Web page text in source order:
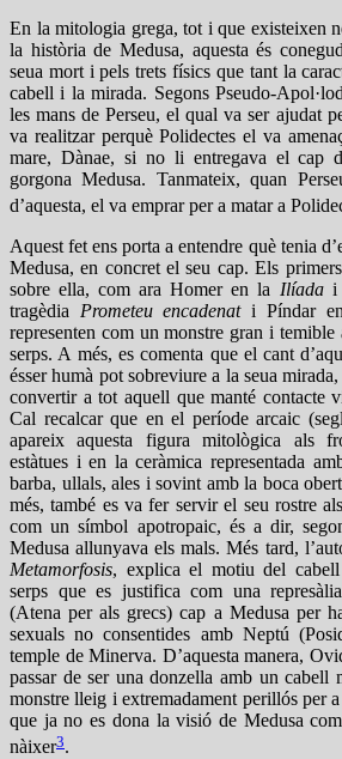
En la mitologia grega, tot i que existeixen
la història de Medusa, aquesta és
seua mort i pels trets físics que tant la
cabell i la mirada. Segons Pseudo-
les mans de Perseu, el qual va ser ajudat
va realitzar perquè Polidectes el va
mare, Dànae, si no li entregava el cap
gorgona Medusa. Tanmateix, quan
d’aquesta, el va emprar per a matar a
Aquest fet ens porta a entendre què tenia
Medusa, en concret el seu cap. Els
sobre ella, com ara Homer en la Ilíadai
tragèdia Prometeu encadenati Píndar
representen com un monstre gran i
serps. A més, es comenta que el cant
ésser humà pot sobreviure a la seua
convertir a tot aquell que manté contacte
Cal recalcar que en el període arcaic
apareix aquesta figura mitològica als
estàtues i en la ceràmica representada
barba, ullals, ales i sovint amb la boca
més, també es va fer servir el seu rostre
com un símbol apotropaic, és a dir,
Medusa allunyava els mals. Més tard,
Metamorfosis, explica el motiu del
serps que es justifica com una
(Atena per als grecs) cap a Medusa per
sexuals no consentides amb Neptú
temple de Minerva. D’aquesta manera,
passar de ser una donzella amb un
monstre lleig i extremadament perillós per
que ja no es dona la visió de Medusa
nàixer3.